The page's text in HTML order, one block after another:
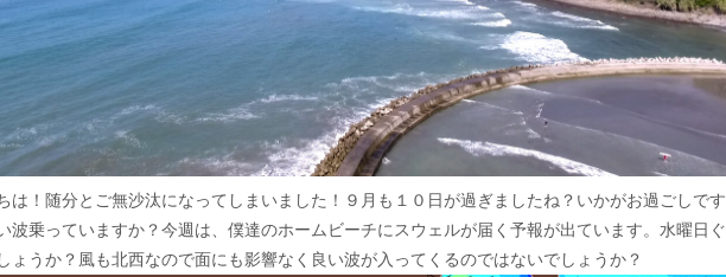
は！随分とご無沙汰になってしまいました！９月も１０日が過ぎましたね？いかがお過ごしです
波乗っていますか？今週は、僕達のホームビーチにスウェルが届く予報が出ています。水曜日ぐ
ょうか？風も北西なので面にも影響なく良い波が入ってくるのではないでしょうか？